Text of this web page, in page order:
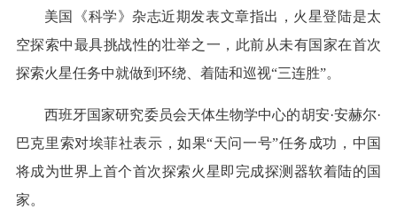
美国《科学》杂志近期发表文章指出，火星登陆是太
空探索中最具挑战性的壮举之一，此前从未有国家在首次
探索火星任务中就做到环绕、着陆和巡视“三连胜”。
西班牙国家研究委员会天体生物学中心的胡安·安赫尔·
巴克里索对埃菲社表示，如果“天问一号”任务成功，中国
将成为世界上首个首次探索火星即完成探测器软着陆的国
家。